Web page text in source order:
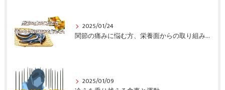
2025/01/24
関節の痛みに悩む方、栄養面からの取り組みも重要ですよ！
2025/01/09